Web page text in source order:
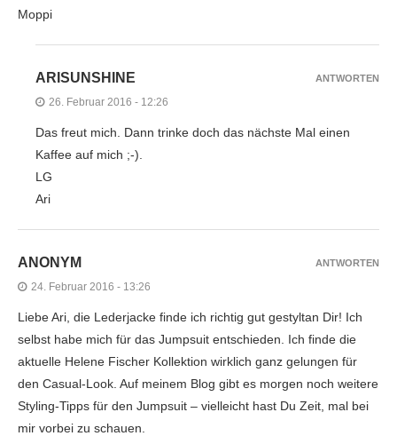
Moppi
ARISUNSHINE
26. Februar 2016 - 12:26
Das freut mich. Dann trinke doch das nächste Mal einen
Kaffee auf mich ;-).
LG
Ari
ANTWORTEN
ANONYM
24. Februar 2016 - 13:26
Liebe Ari, die Lederjacke finde ich richtig gut gestyltan Dir! Ich
selbst habe mich für das Jumpsuit entschieden. Ich finde die
aktuelle Helene Fischer Kollektion wirklich ganz gelungen für
den Casual-Look. Auf meinem Blog gibt es morgen noch weitere
Styling-Tipps für den Jumpsuit – vielleicht hast Du Zeit, mal bei
mir vorbei zu schauen.
ANTWORTEN